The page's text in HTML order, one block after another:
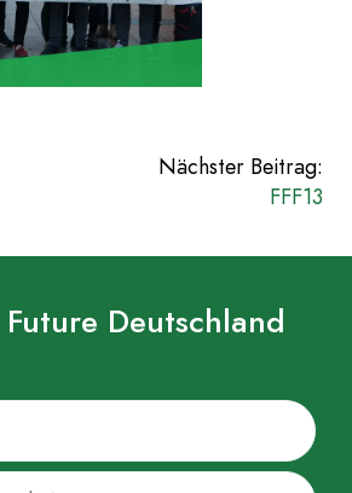
Nächster Beitrag:
FFF13
Deutschland